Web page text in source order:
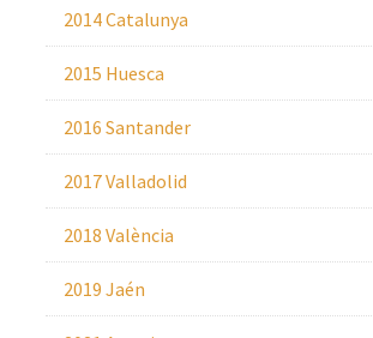
2014 Catalunya
2015 Huesca
2016 Santander
2017 Valladolid
2018 València
2019 Jaén